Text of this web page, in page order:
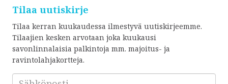
Tilaa uutiskirje
Tilaa kerran kuukaudessa ilmestyvä uutiskirjeemme.
Tilaajien kesken arvotaan joka kuukausi
savonlinnalaisia palkintoja mm. majoitus- ja
ravintolahjakortteja.
Sähköposti